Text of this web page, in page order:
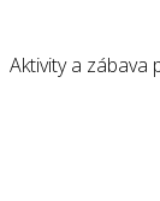
Aktivity a zábava